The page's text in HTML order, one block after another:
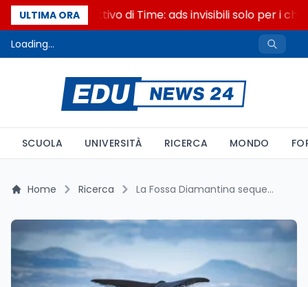
ULTIMA ORA
Il cloaking selettivo di Time: ads invisibili solo per i
Loading...
SCUOLA UNIVERSITÀ RICERCA MONDO
Home Ricerca La Fossa Diamantina sequestra 6,7 milioni di tonnellate di carbonio